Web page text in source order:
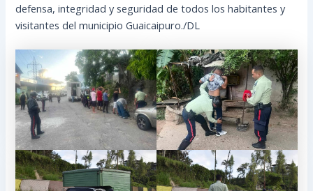
defensa, integridad y seguridad de todos los habitantes y
visitantes del municipio Guaicaipuro./DL